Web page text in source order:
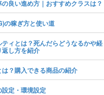
良い進め方｜おすすめクラスは？
の稼ぎ方と使い道
ィとは？死んだらどうなるかや経
し方を紹介
は？購入できる商品の紹介
定・環境設定